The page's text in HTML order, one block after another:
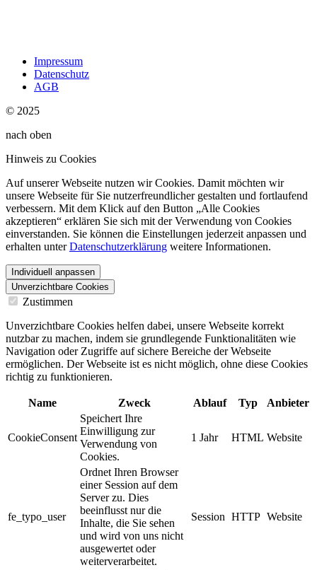
Impressum
Datenschutz
AGB
© 2025
nach oben
Hinweis zu Cookies
Auf unserer Webseite nutzen wir Cookies. Damit möchten wir
unsere Webseite für Sie nutzerfreundlicher gestalten und fortlaufend
verbessern. Mit dem Klick auf den Button „Alle Cookies
akzeptieren“ erklären Sie sich mit der Verwendung von Cookies
einverstanden. Sie können die Einstellungen jederzeit anpassen und
erhalten unterDatenschutzerklärung weitere Informationen.
Individuell anpassen
Unverzichtbare Cookies
Zustimmen
Unverzichtbare Cookies helfen dabei, unsere Webseite korrekt
nutzbar zu machen, indem sie grundlegende Funktionalitäten wie
Navigation oder Zugriffe auf sichere Bereiche der Webseite
ermöglichen. Der Webseite ist es nicht möglich, ohne diese Cookies
richtig zu funktionieren.
Name Zweck Ablauf Typ Anbieter
CookieConsent
Speichert Ihre
Einwilligung zur
Verwendung von
Cookies.
1 Jahr HTML Website
fe_typo_user
Ordnet Ihren Browser
einer Session auf dem
Server zu. Dies
beeinflusst nur die
Inhalte, die Sie sehen
und wird von uns nicht
ausgewertet oder
weiterverarbeitet.
Session HTTP Website